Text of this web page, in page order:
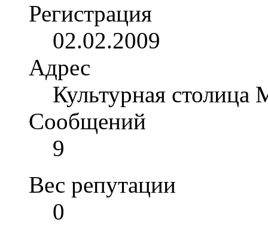
Регистрация
02.02.2009
Адрес
Культурная столица
Сообщений
9
Вес репутации
0